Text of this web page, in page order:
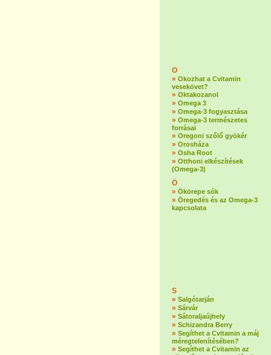
O
» Okozhat a Cvitamin
vesekövet?
» Oktakozanol
» Omega 3
» Omega-3 fogyasztása
» Omega-3 természetes
forrásai
» Oregoni szőlő gyökér
» Orosháza
» Osha Root
» Otthoni elkészítések
(Omega-3)
Ö
» Ökörepe sók
» Öregedés és az Omega-3
kapcsolata
S
» Salgótarján
» Sárvár
» Sátoraljaújhely
» Schizandra Berry
» Segíthet a Cvitamin a máj
méregtelenítésében?
» Segíthet a Cvitamin az